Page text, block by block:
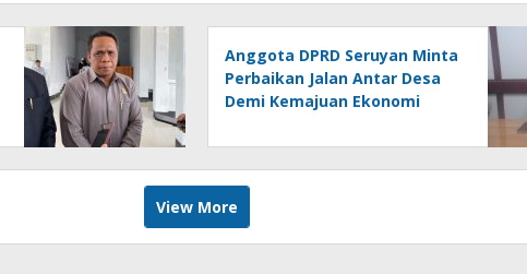
Anggota DPRD Seruyan Minta
Perbaikan Jalan Antar Desa
Demi Kemajuan Ekonomi
View More